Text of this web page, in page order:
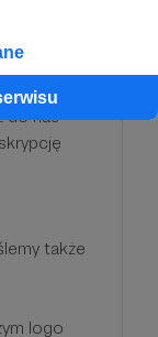
portalu
do nas
także
logo